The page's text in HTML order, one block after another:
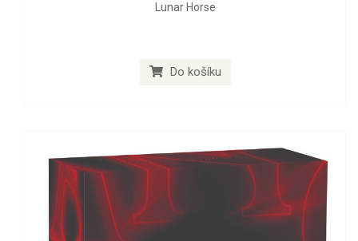
Lunar Horse
Do košíku